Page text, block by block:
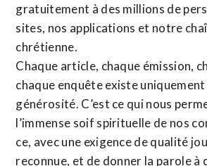
gratuitement à des millions de
sites, nos applications et notre
chrétienne.
Chaque article, chaque émission,
chaque enquête existe
générosité. C’est ce qui nous
l’immense soif spirituelle de nos
ce, avec une exigence de qualité
reconnue, et de donner la parole à